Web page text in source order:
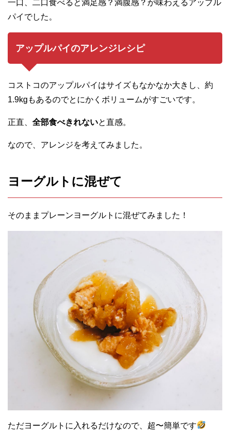
一口、二口食べると満足感？満腹感？が味わえるアップル
パイでした。
アップルパイのアレンジレシピ
コストコのアップルパイはサイズもなかなか大きし、約
1.9kgもあるのでとにかくボリュームがすごいです。
正直、 全部食べきれないと直感。
なので、アレンジを考えてみました。
ヨーグルトに混ぜて
そのままプレーンヨーグルトに混ぜてみました！
ただヨーグルトに入れるだけなので、超〜簡単です